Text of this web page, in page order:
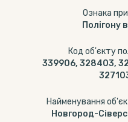
Ознака
Полігону
Код об'єкту
339906, 328403,
Найменування
Новгород-